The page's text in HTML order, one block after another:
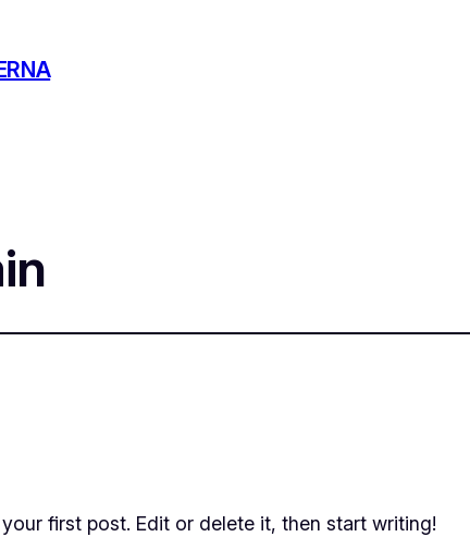
first post. Edit or delete it, then start writing!